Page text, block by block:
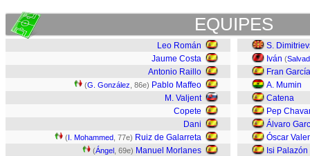
EQUIPES
Leo Román
Jaume Costa
Antonio Raillo
(G. González , 86e) Pablo Maffeo
M. Valjent
Copete
Dani
(I. Mohammed , 77e) Ruiz de Galarreta
(Ángel , 69e) Manuel Morlanes
S.
Iván (
Fran García
A. Mumin
Catena
Pep
Álvaro
Óscar
Isi Palazón